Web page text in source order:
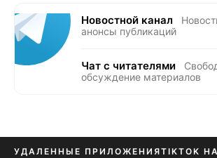
Новостной канал
анонсы публикаций
Чат с читателями
обсуждение материалов
УДАЛЕННЫЕ ПРИЛОЖЕНИЯTIKTOK